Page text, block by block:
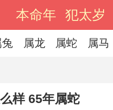
本命年 犯太岁
兔 属龙 属蛇 属马
样 65年属蛇